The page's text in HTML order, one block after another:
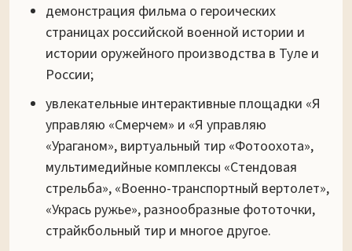
демонстрация фильма о героических
страницах российской военной истории и
истории оружейного производства в Туле и
России;
увлекательные интерактивные площадки «Я
управляю «Смерчем» и «Я управляю
«Ураганом», виртуальный тир «Фотоохота»,
мультимедийные комплексы «Стендовая
стрельба», «Военно-транспортный вертолет»,
«Укрась ружье», разнообразные фототочки,
страйкбольный тир и многое другое.